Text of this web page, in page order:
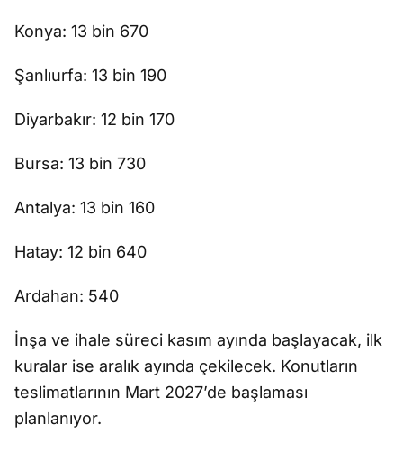
Konya: 13 bin 670
Şanlıurfa: 13 bin 190
Diyarbakır: 12 bin 170
Bursa: 13 bin 730
Antalya: 13 bin 160
Hatay: 12 bin 640
Ardahan: 540
İnşa ve ihale süreci kasım ayında başlayacak, ilk
kuralar ise aralık ayında çekilecek. Konutların
teslimatlarının Mart 2027’de başlaması
planlanıyor.